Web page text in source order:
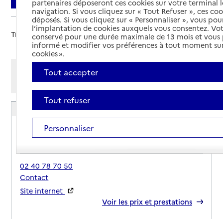
Trier par :
Afficher les résultats par:
Mode liste
Mode carte
EHPAD Résidence de l'Ile Verte
Adresse
35 rue de l'Île Verte
44310-Saint-Philbert-de-Grand-Lieu
02 40 78 70 50
Contact
Site internet
Voir les prix et prestations
partenaires déposeront ces cookies sur votre terminal
navigation. Si vous cliquez sur « Tout Refuser », ces
déposés. Si vous cliquez sur « Personnaliser », vous
l’implantation de cookies auxquels vous consentez.
conservé pour une durée maximale de 13 mois et
informé et modifier vos préférences à tout moment
cookies ».
Tout accepter
Tout refuser
Personnaliser